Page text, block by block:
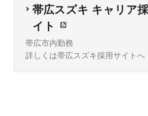
帯広スズキ キャリア
イト
帯広市内勤務
詳しくは帯広スズキ採用サイトへ